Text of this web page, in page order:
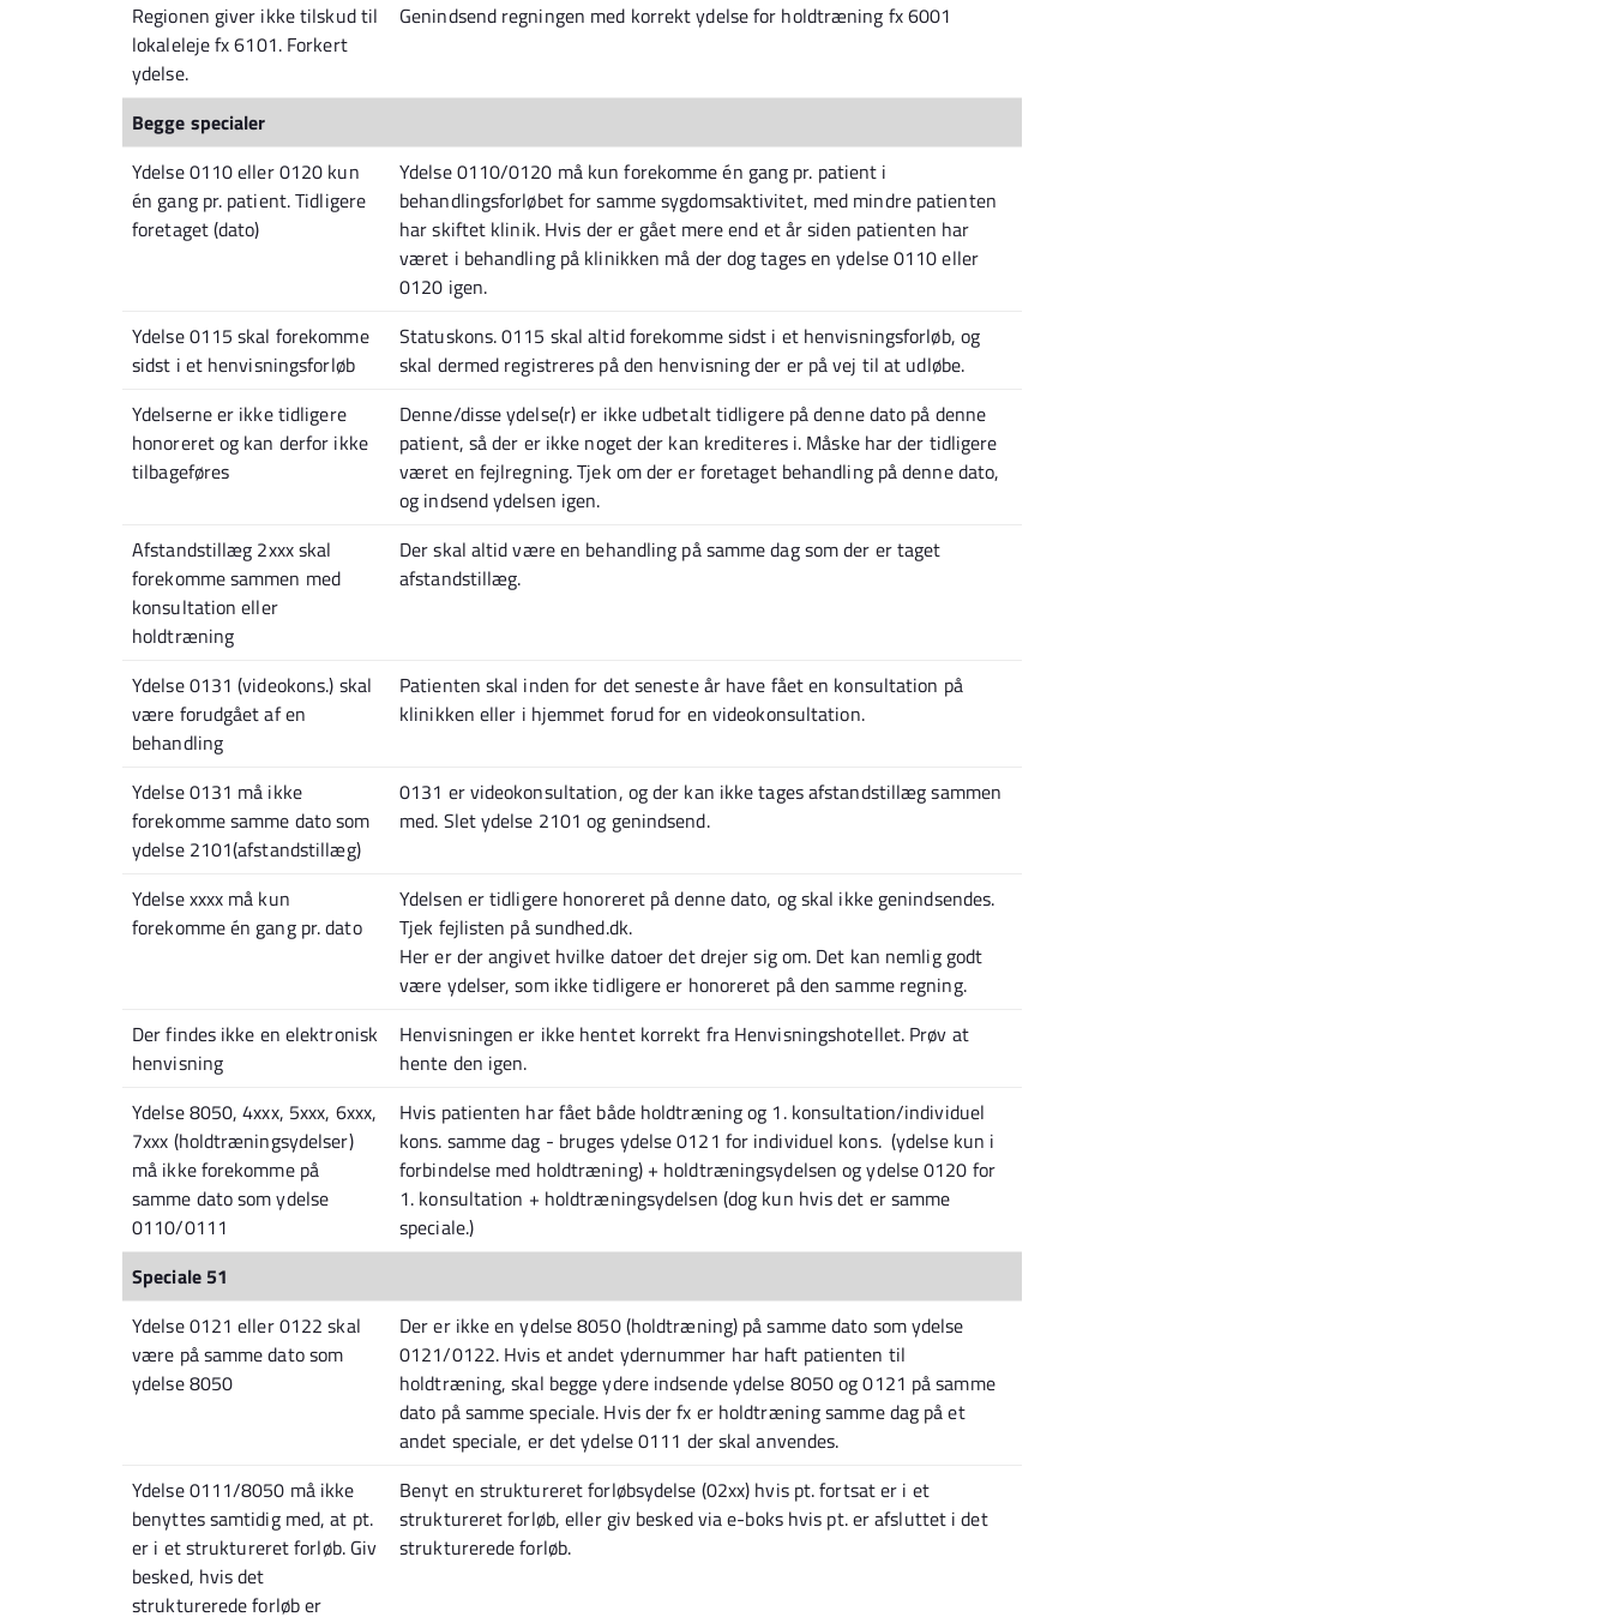
Regionen giver ikke tilskud til
lokaleleje fx 6101. Forkert
ydelse.
Genindsend regningen med korrekt ydelse for holdtræning fx 6001
Begge specialer
Ydelse 0110 eller 0120 kun
én gang pr. patient. Tidligere
foretaget (dato)
Ydelse 0110/0120 må kun forekomme én gang pr. patient i
behandlingsforløbet for samme sygdomsaktivitet, med mindre patienten
har skiftet klinik. Hvis der er gået mere end et år siden patienten har
været i behandling på klinikken må der dog tages en ydelse 0110 eller
0120 igen.
Ydelse 0115 skal forekomme
sidst i et henvisningsforløb
Statuskons. 0115 skal altid forekomme sidst i et henvisningsforløb, og
skal dermed registreres på den henvisning der er på vej til at udløbe.
Ydelserne er ikke tidligere
honoreret og kan derfor ikke
tilbageføres
Denne/disse ydelse(r) er ikke udbetalt tidligere på denne dato på denne
patient, så der er ikke noget der kan krediteres i. Måske har der tidligere
været en fejlregning. Tjek om der er foretaget behandling på denne dato,
og indsend ydelsen igen.
Afstandstillæg 2xxx skal
forekomme sammen med
konsultation eller
holdtræning
Der skal altid være en behandling på samme dag som der er taget
afstandstillæg.
Ydelse 0131 (videokons.) skal
være forudgået af en
behandling
Patienten skal inden for det seneste år have fået en konsultation på
klinikken eller i hjemmet forud for en videokonsultation.
Ydelse 0131 må ikke
forekomme samme dato som
ydelse 2101(afstandstillæg)
0131 er videokonsultation, og der kan ikke tages afstandstillæg sammen
med. Slet ydelse 2101 og genindsend.
Ydelse xxxx må kun
forekomme én gang pr. dato
Ydelsen er tidligere honoreret på denne dato, og skal ikke genindsendes.
Tjek fejlisten på sundhed.dk.
Her er der angivet hvilke datoer det drejer sig om. Det kan nemlig godt
være ydelser, som ikke tidligere er honoreret på den samme regning.
Der findes ikke en elektronisk
henvisning
Henvisningen er ikke hentet korrekt fra Henvisningshotellet. Prøv at
hente den igen.
Ydelse 8050, 4xxx, 5xxx, 6xxx,
7xxx (holdtræningsydelser)
må ikke forekomme på
samme dato som ydelse
0110/0111
Hvis patienten har fået både holdtræning og 1. konsultation/individuel
kons. samme dag - bruges ydelse 0121 for individuel kons. (ydelse kun i
forbindelse med holdtræning) + holdtræningsydelsen og ydelse 0120 for
1. konsultation + holdtræningsydelsen (dog kun hvis det er samme
speciale.)
Speciale 51
Ydelse 0121 eller 0122 skal
være på samme dato som
ydelse 8050
Der er ikke en ydelse 8050 (holdtræning) på samme dato som ydelse
0121/0122. Hvis et andet ydernummer har haft patienten til
holdtræning, skal begge ydere indsende ydelse 8050 og 0121 på samme
dato på samme speciale. Hvis der fx er holdtræning samme dag på et
andet speciale, er det ydelse 0111 der skal anvendes.
Ydelse 0111/8050 må ikke
benyttes samtidig med, at pt.
er i et struktureret forløb. Giv
besked, hvis det
strukturerede forløb er
Benyt en struktureret forløbsydelse (02xx) hvis pt. fortsat er i et
struktureret forløb, eller giv besked via e-boks hvis pt. er afsluttet i det
strukturerede forløb.